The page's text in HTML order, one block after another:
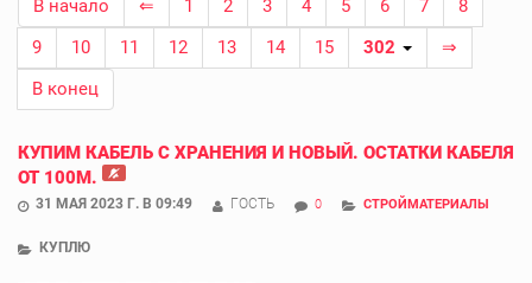
В начало ⇐ 1 2 3 4 5 6 7
8
9
10 11 12 13 14 15 302
⇒
В конец
КУПИМ КАБЕЛЬ С ХРАНЕНИЯ И НОВЫЙ. ОСТАТКИ КАБЕЛЯ
ОТ 100М.
31 МАЯ 2023 Г. В 09:49 ГОСТЬ 0 СТРОЙМАТЕРИАЛЫ
КУПЛЮ